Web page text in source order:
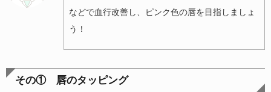
などで血行改善し、ピンク色の唇を目指しましょ
う！
その① 唇のタッピング